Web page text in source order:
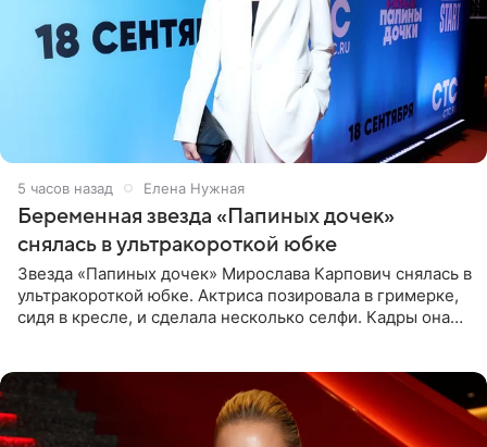
5 часов назад Елена Нужная
Беременная звезда «Папиных дочек»
снялась в ультракороткой юбке
Звезда «Папиных дочек» Мирослава Карпович снялась в
ультракороткой юбке. Актриса позировала в гримерке,
сидя в кресле, и сделала несколько селфи. Кадры она